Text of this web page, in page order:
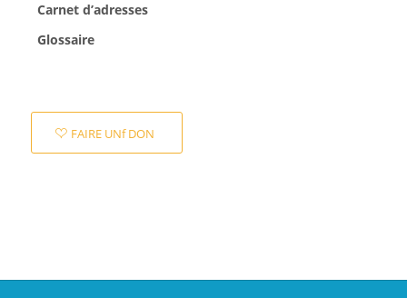
Carnet d’adresses
Glossaire
FAIRE UNf DON